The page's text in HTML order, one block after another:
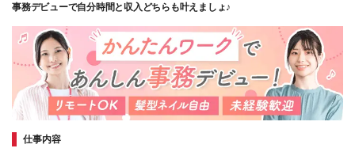
事務デビューで自分時間と収入どちらも叶えましょ♪
仕事内容